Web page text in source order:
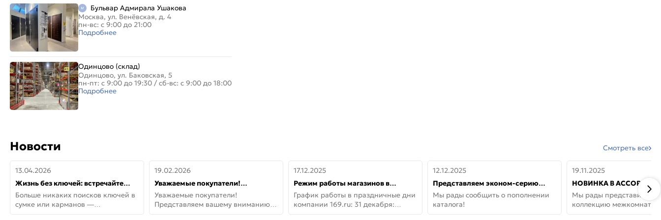
Бульвар Адмирала Ушакова
Москва, ул. Венёвская, д. 4
пн-вс: с 9:00 до 21:00
Подробнее
Одинцово (склад)
Одинцово, ул. Баковская, 5
пн-пт: с 9:00 до 19:30 / сб-вс: с 9:00 до 18:00
Подробнее
Новости Смотреть все
13.04.2026
Жизнь без ключей: встречайте
новую дверь СИТИ ИНТЕГРА
АйКью!
Больше никаких поисков ключей в
сумке или карманов —
представляем СИТИ ИНТЕГРА
19.02.2026
Уважаемые покупатели!
Представляем вашему вниманию
новинки от Armadillo!
Уважаемые покупатели!
Представляем вашему вниманию
новинки от Armadillo! Новая
17.12.2025
Режим работы магазинов в
праздничные дни с 31 декабря по
11 января
График работы в праздничные дни
компании 169.ru: 31 декабря:
Заказы, самовывоз и доставки —
12.12.2025
Представляем эконом-серию
дверей от бренда Portika, где цена
не значит «просто»
Мы рады сообщить о пополнении
каталога!
19.11.2025
НОВИНКА В
ДВЕРИ GLOSSMAT —
НЕОКЛАССИКА И УЮТ
Мы рады представить
коллекцию
GlossMat